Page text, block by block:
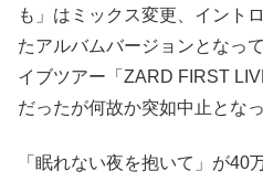
も」はミックス変更、イント
たアルバムバージョンとなっ
イブツアー「ZARD FIRST
だったが何故か突如中止とな
「眠れない夜を抱いて」が40